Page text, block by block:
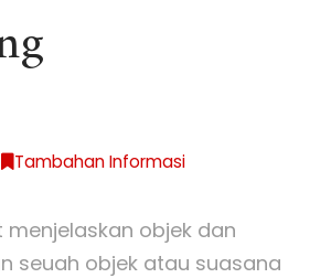
Tambahan Informasi
objek dan
seuah objek atau suasana